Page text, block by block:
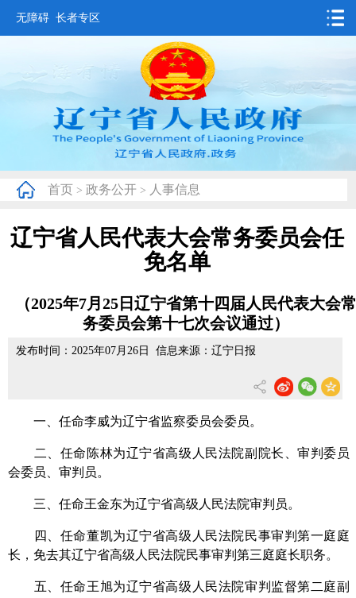
无障碍 长者专区
要闻动态
政务公开
互动交流
数据发布
首页 > 政务公开 > 人事信息
辽宁省人民代表大会常务委员会任
免名单
（2025年7月25日辽宁省第十四届人民代表大会常
务委员会第十七次会议通过）
发布时间：2025年07月26日 信息来源：辽宁日报
一、任命李威为辽宁省监察委员会委员。
二、任命陈林为辽宁省高级人民法院副院长、审判委员
会委员、审判员。
三、任命王金东为辽宁省高级人民法院审判员。
四、任命董凯为辽宁省高级人民法院民事审判第一庭庭
长，免去其辽宁省高级人民法院民事审判第三庭庭长职务。
五、任命王旭为辽宁省高级人民法院审判监督第二庭副